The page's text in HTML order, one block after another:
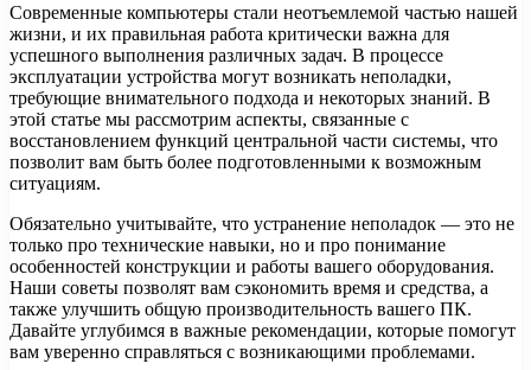
Современные компьютеры стали неотъемлемой частью нашей
жизни, и их правильная работа критически важна для
успешного выполнения различных задач. В процессе
эксплуатации устройства могут возникать неполадки,
требующие внимательного подхода и некоторых знаний. В
этой статье мы рассмотрим аспекты, связанные с
восстановлением функций центральной части системы, что
позволит вам быть более подготовленными к возможным
ситуациям.
Обязательно учитывайте, что устранение неполадок — это не
только про технические навыки, но и про понимание
особенностей конструкции и работы вашего оборудования.
Наши советы позволят вам сэкономить время и средства, а
также улучшить общую производительность вашего ПК.
Давайте углубимся в важные рекомендации, которые помогут
вам уверенно справляться с возникающими проблемами.